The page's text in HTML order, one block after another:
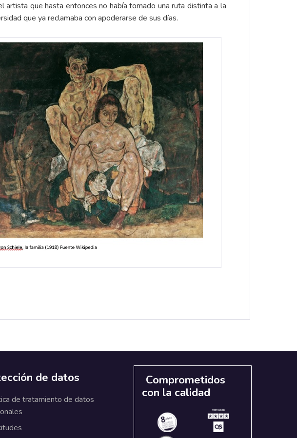
que hasta entonces no había tomado una ruta distinta a la
que ya reclamaba con apoderarse de sus días.
de datos
de tratamiento de datos
Comprometidos
con la calidad